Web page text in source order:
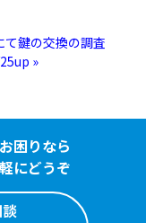
て鍵の交換の調査
»
困りなら
にどうぞ